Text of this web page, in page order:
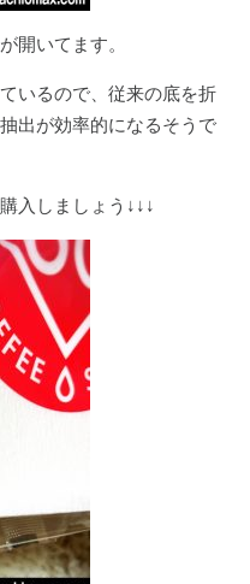
開いてます。
いるので、従来の底を折
出が効率的になるそうで
入しましょう↓↓↓